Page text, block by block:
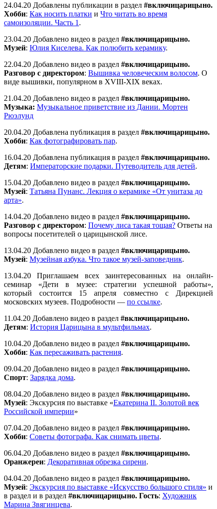
24.04.20 Добавлены публикации в раздел #включицарицыно.
Хобби: Как носить платки и Что читать во время
самоизоляции. Часть 1 .
23.04.20 Добавлено видео в раздел #включицарицыно.
Музей: Юлия Киселева. Как полюбить керамику.
22.04.20 Добавлено видео в раздел #включицарицыно.
Разговор с директором: Вышивка человеческим волосом. О
виде вышивки, популярном в XVIII-XIX веках.
21.04.20 Добавлено видео в раздел #включицарицыно.
Музыка: Музыкальное приветствие из Дании. Мортен
Рюэлунд
20.04.20 Добавлена публикация в раздел #включицарицыно.
Хобби: Как фотографировать пар.
16.04.20 Добавлена публикация в раздел #включицарицыно.
Детям: Императорские подарки. Путеводитель для детей.
15.04.20 Добавлено видео в раздел #включицарицыно.
Музей: Татьяна Пунанс. Лекция о керамике «От унитаза до
арта».
14.04.20 Добавлено видео в раздел #включицарицыно.
Разговор с директором: Почему лиса такая тощая? Ответы на
вопросы посетителей о царицынской лисе.
13.04.20 Добавлено видео в раздел #включицарицыно.
Музей: Музейная азбука. Что такое музей-заповедник.
13.04.20 Приглашаем всех заинтересованных на онлайн-
семинар «Дети в музее: стратегии успешной работы»,
который состоится 15 апреля совместно с Дирекцией
московских музеев. Подробности — по ссылке.
11.04.20 Добавлено видео в раздел #включицарицыно.
Детям: История Царицына в мультфильмах.
10.04.20 Добавлено видео в раздел #включицарицыно.
Хобби: Как пересаживать растения.
09.04.20 Добавлено видео в раздел #включицарицыно.
Спорт: Зарядка дома.
08.04.20 Добавлено видео в раздел #включицарицыно.
Музей: Экскурсия по выставке «Екатерина II. Золотой век
Российской империи»
07.04.20 Добавлено видео в раздел #включицарицыно.
Хобби: Советы фотографа. Как снимать цветы.
06.04.20 Добавлено видео в раздел #включицарицыно.
Оранжереи: Декоративная обрезка сирени.
04.04.20 Добавлено видео в раздел #включицарицыно.
Музей: Экскурсия по выставке «Искусство большого стиля» и
в раздел и в раздел #включицарицыно. Гость: Художник
Марина Звягинцева.